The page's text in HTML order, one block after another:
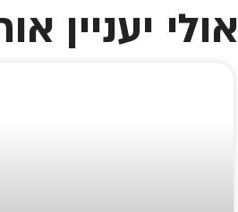
אולי יעניין